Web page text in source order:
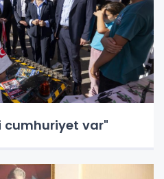
cumhuriyet var"